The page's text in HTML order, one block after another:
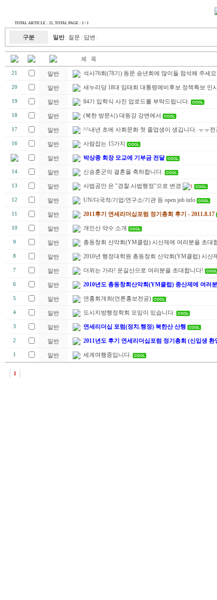
TOTAL ARTICLE : 21, TOTAL PAGE : 1 / 1
구분 일반 질문 답변
21 일반 석사76회(78기) 동문 송년회에 많이들 참석해 주세요
20 일반 새누리당 18대 임태희 대통령예비후보 정책특보 인
19 일반 84기 입학식 사진 업로드를 부탁드립니다.
18 일반 (북한 방문시) 대동강 강변에서
17 일반 ^^내년 초에 사회문화 첫 졸업생이 생깁니다. ㅜㅜ
16 일반 사람잡는 15가지
일반 박상종 회장 모교에 기부금 전달
14 일반 신송훈군의 결혼을 축하합니다.
13 일반 사법공안 은 "경찰.사법행정"으로 변경 1
12 일반 UN/다국적/기업/연구소/기관 등 open job info
11 일반 2011후기 연세리더십포럼 정기총회 후기 - 2011.8.17
10 일반 개인산 약수 소개
9 일반 총동창회 산악회(YM클럽) 시산제에 여러분을 초대
8 일반 2010년 행정대학원 총동창회 산악회(YM클럽) 시산
7 일반 더위는 가라! 운길산으로 여러분을 초대합니다!
6 일반 2010년도 총동창회산악회(YM클럽) 종산제에 여러
5 일반 연홍회개최(언론홍보전공)
4 일반 도시지방행정학회 모임이 있습니다.
3 일반 연세리더십 포럼(정치.행정) 북한산 산행
2 일반 2011년도 후기 연세리더십포럼 정기총회 (신입생
1 일반 세계여행중입니다.
1